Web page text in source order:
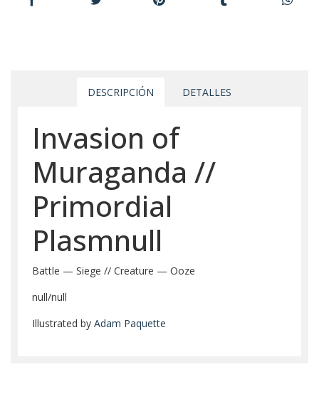
DESCRIPCIÓN DETALLES
Invasion of
Muraganda //
Primordial
Plasmnull
Battle — Siege // Creature — Ooze
null/null
Illustrated by Adam Paquette